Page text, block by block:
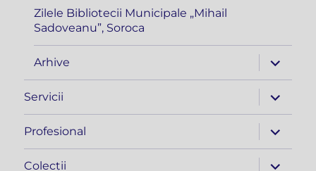
Zilele Bibliotecii Municipale „Mihail
Sadoveanu”, Soroca
Arhive
extinde
meniul
copil
Servicii
extinde
meniul
copil
Profesional
extinde
meniul
copil
Colecții
extinde